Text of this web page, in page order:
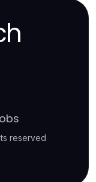
reserved